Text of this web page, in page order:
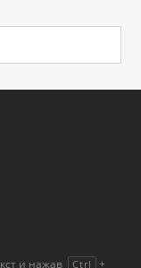
и нажав Ctrl +